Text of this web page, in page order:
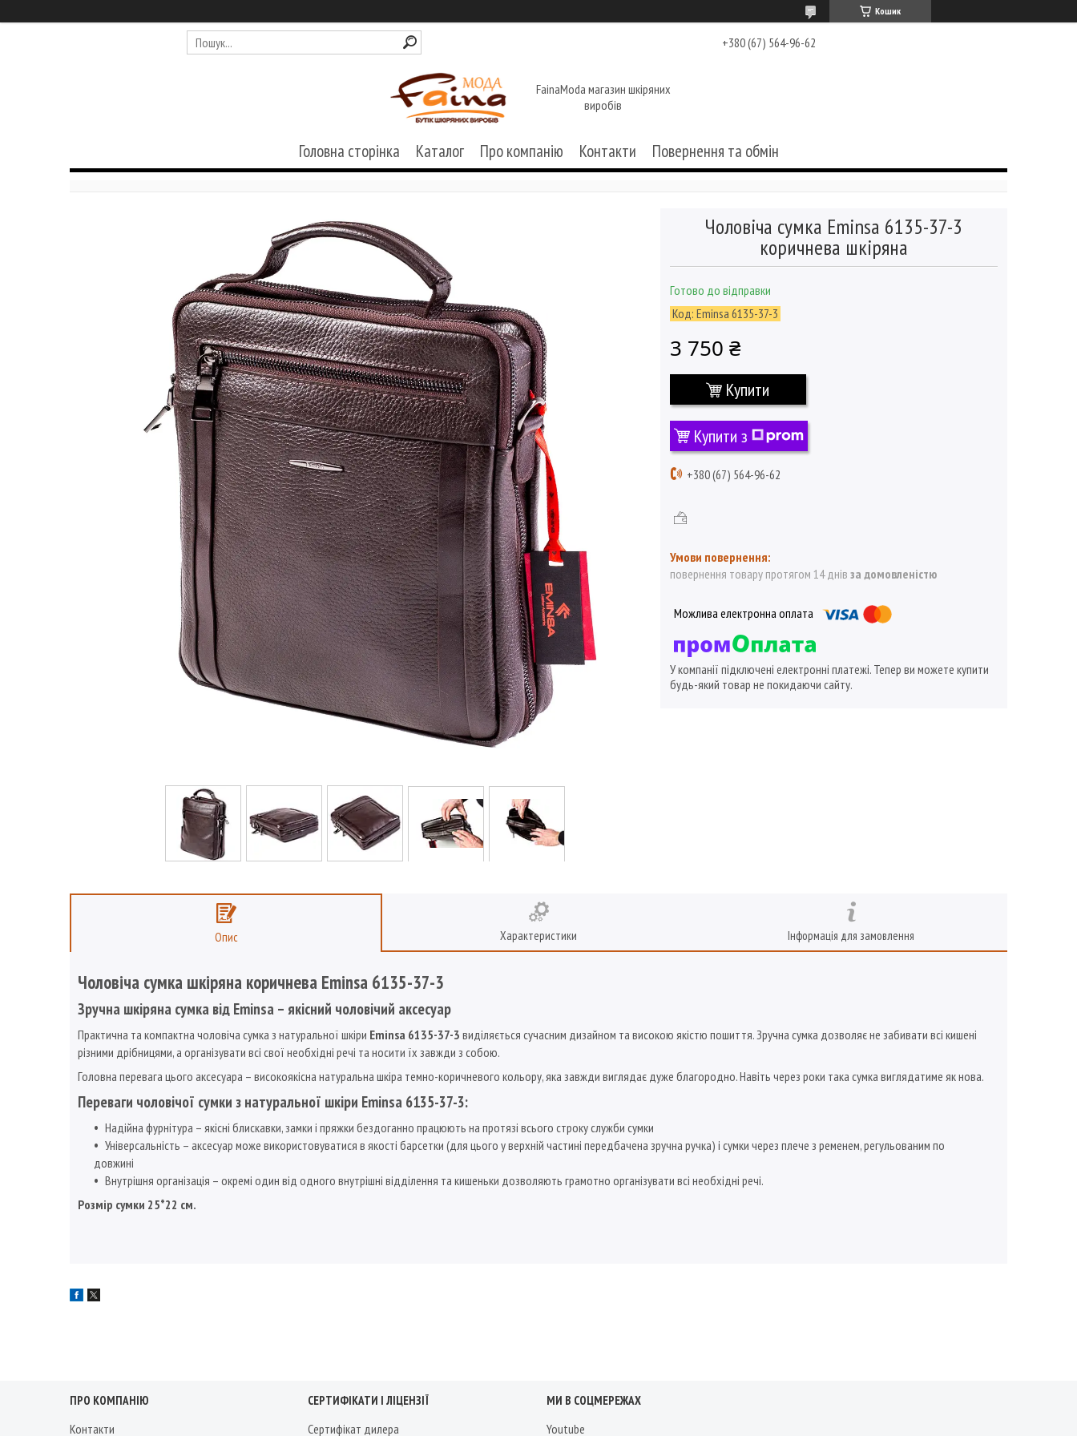
Кошик
+380 (67) 564-96-62
FainaModa магазин шкіряних
виробів
Головна сторінка Каталог Про компанію Контакти Повернення та обмін
Чоловіча сумка Eminsa 6135-37-3
коричнева шкіряна
Готово до відправки
Код: Eminsa 6135-37-3
3 750 ₴
Купити
Купити з
+380 (67) 564-96-62
повернення товару протягом 14 днів за домовленістю
У компанії підключені електронні платежі. Тепер ви можете купити
будь-який товар не покидаючи сайту.
Опис Характеристики Інформація для замовлення
Чоловіча сумка шкіряна коричнева Eminsa 6135-37-3
Зручна шкіряна сумка від Eminsa – якісний чоловічий аксесуар
Практична та компактна чоловіча сумка з натуральної шкіри Eminsa 6135-37-3 виділяється сучасним дизайном та високою якістю пошиття. Зручна сумка дозволяє не забивати всі кишені
різними дрібницями, а організувати всі свої необхідні речі та носити їх завжди з собою.
Головна перевага цього аксесуара – високоякісна натуральна шкіра темно-коричневого кольору, яка завжди виглядає дуже благородно. Навіть через роки така сумка виглядатиме як нова.
Переваги чоловічої сумки з натуральної шкіри Eminsa 6135-37-3:
Надійна фурнітура – якісні блискавки, замки і пряжки бездоганно працюють на протязі всього строку служби сумки
Універсальність – аксесуар може використовуватися в якості барсетки (для цього у верхній частині передбачена зручна ручка) і сумки через плече з ременем, регульованим по
довжині
Внутрішня організація – окремі один від одного внутрішні відділення та кишеньки дозволяють грамотно організувати всі необхідні речі.
Розмір сумки 25*22 см.
ПРО КОМПАНІЮ
Контакти
СЕРТИФІКАТИ І ЛІЦЕНЗІЇ
Сертифікат дилера
МИ В СОЦМЕРЕЖАХ
Youtube